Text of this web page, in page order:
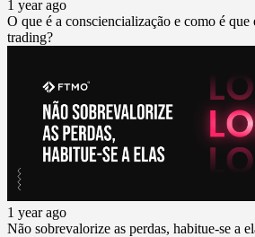
1 year ago
O que é a consciencialização e como é que
trading?
1 year ago
Não sobrevalorize as perdas, habitue-se a